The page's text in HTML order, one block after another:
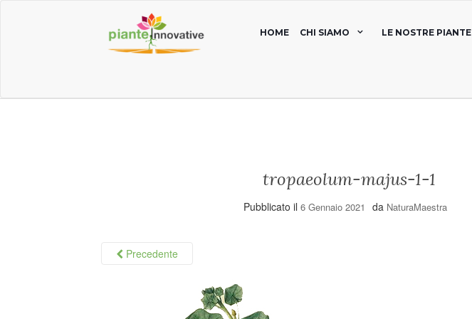
HOME CHI SIAMO LE NOSTRE PIANTE
tropaeolum-majus-1-1
Pubblicato il6 Gennaio 2021 da NaturaMaestra
Precedente